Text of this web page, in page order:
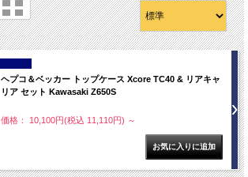
ヘプコ＆ベッカー トップケース Xcore TC40 & リアキャ
リア セット Kawasaki Z650S
価格： 10,100円(税込 11,110円) ～